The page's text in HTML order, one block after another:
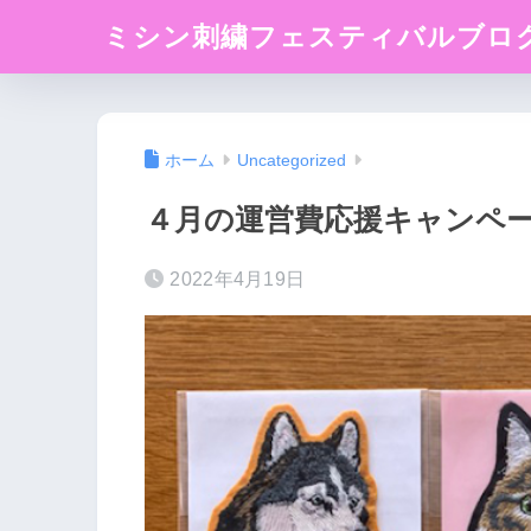
ミシン刺繍フェスティバルブロ
ホーム Uncategorized
４月の運営費応援キャンペ
2022年4月19日